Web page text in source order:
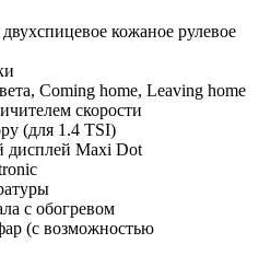
кожаное рулевое
Coming home, Leaving home
скорости
(для 1.4 TSI)
Maxi Dot
с обогревом
(с возможностью